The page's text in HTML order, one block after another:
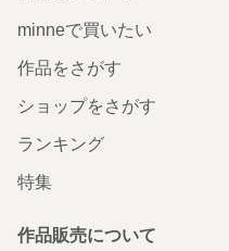
minneで買いたい
作品をさがす
ショップをさがす
ランキング
特集
作品販売について